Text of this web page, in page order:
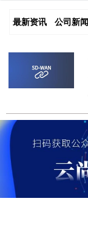
最新资讯 公司新闻